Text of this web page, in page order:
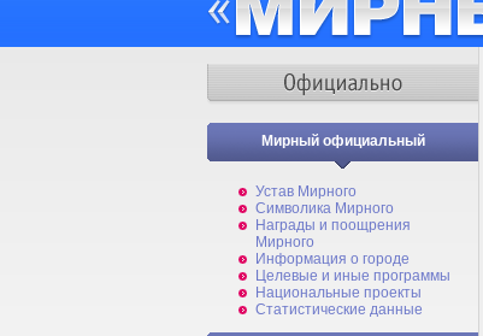
Мирный официальный
Устав Мирного
Символика Мирного
Награды и поощрения
Мирного
Информация о городе
Целевые и иные программы
Национальные проекты
Статистические данные